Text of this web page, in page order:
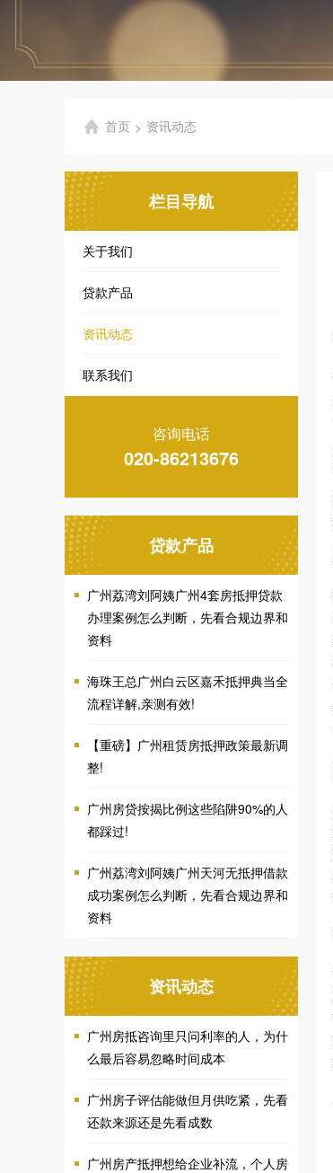
首页 > 资讯动态
栏目导航
关于我们
贷款产品
资讯动态
联系我们
咨询电话
020-86213676
贷款产品
广州荔湾刘阿姨广州4套房抵押贷款
办理案例怎么判断，先看合规边界和
资料
海珠王总广州白云区嘉禾抵押典当全
流程详解,亲测有效!
【重磅】广州租赁房抵押政策最新调
整!
广州房贷按揭比例这些陷阱90%的人
都踩过!
广州荔湾刘阿姨广州天河无抵押借款
成功案例怎么判断，先看合规边界和
资料
资讯动态
广州房抵咨询里只问利率的人，为什
么最后容易忽略时间成本
广州房子评估能做但月供吃紧，先看
还款来源还是先看成数
广州房产抵押想给企业补流，个人房